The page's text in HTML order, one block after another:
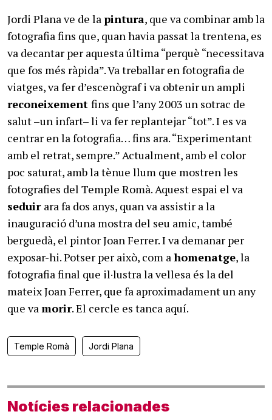
Jordi Plana ve de la pintura, que va combinar amb la
fotografia fins que, quan havia passat la trentena, es
va decantar per aquesta última “perquè “necessitava
que fos més ràpida”. Va treballar en fotografia de
viatges, va fer d’escenògraf i va obtenir un ampli
reconeixement fins que l’any 2003 un sotrac de
salut –un infart– li va fer replantejar “tot”. I es va
centrar en la fotografia… fins ara. “Experimentant
amb el retrat, sempre.” Actualment, amb el color
poc saturat, amb la tènue llum que mostren les
fotografies del Temple Romà. Aquest espai el va
seduir ara fa dos anys, quan va assistir a la
inauguració d’una mostra del seu amic, també
berguedà, el pintor Joan Ferrer. I va demanar per
exposar-hi. Potser per això, com a homenatge, la
fotografia final que il·lustra la vellesa és la del
mateix Joan Ferrer, que fa aproximadament un any
que va morir. El cercle es tanca aquí.
Temple Romà Jordi Plana
Notícies relacionades